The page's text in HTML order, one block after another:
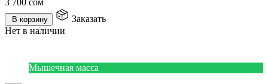
В корзину
Заказать
Нет в наличии
Мышечная масса